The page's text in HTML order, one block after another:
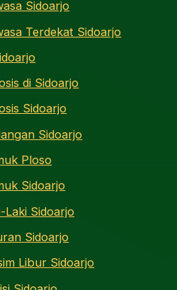
Sidoarjo
Terdekat Sidoarjo
di Sidoarjo
Sidoarjo
Sidoarjo
Ploso
Sidoarjo
Laki Sidoarjo
Sidoarjo
Libur Sidoarjo